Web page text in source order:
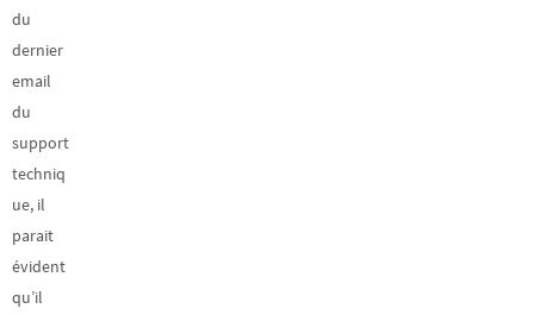
du
dernier
email
du
support
techniq
ue, il
parait
évident
qu’il